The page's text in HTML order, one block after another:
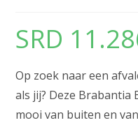
SRD
Op zoek naar een
als jij? Deze Brabantia
mooi van buiten en